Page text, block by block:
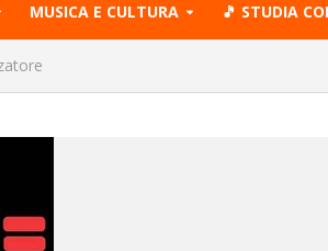
MUSICA E CULTURA 🎵 STUDIA